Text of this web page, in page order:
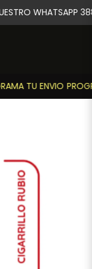
TU ENVIO
WHATSAPP